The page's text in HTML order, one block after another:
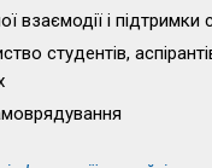
взаємодії і підтримки
студентів,